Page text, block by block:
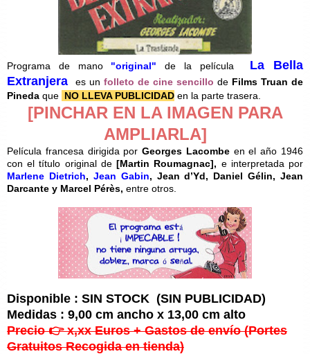
Programa de mano "original" de la película La Bella
Extranjera
es un folleto de cine sencillo de Films Truan de
Pineda que NO LLEVA PUBLICIDAD en la parte trasera.
[PINCHAR EN LA IMAGEN PARA
AMPLIARLA]
Película francesa dirigida porGeorges Lacombeen el año 1946
con el título original de[Martin Roumagnac], e interpretada por
Marlene Dietrich, Jean Gabin, Jean d’Yd, Daniel Gélin, Jean
Darcante y Marcel Pérès, entre otros.
Disponible : SIN STOCK (SIN PUBLICIDAD)
Medidas : 9,00 cm ancho x 13,00 cm alto
Precio 👉 x,xx Euros + Gastos de envío (Portes
Gratuitos Recogida en tienda)